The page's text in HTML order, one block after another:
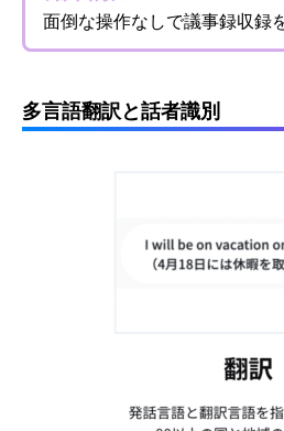
面倒な操作なしで議事録収録
多言語翻訳と話者識別